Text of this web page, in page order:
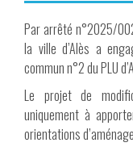
Par arrêté n°2025/
la ville d’Alès a
commun n°2 du PLU
Le projet de
uniquement à
orientations